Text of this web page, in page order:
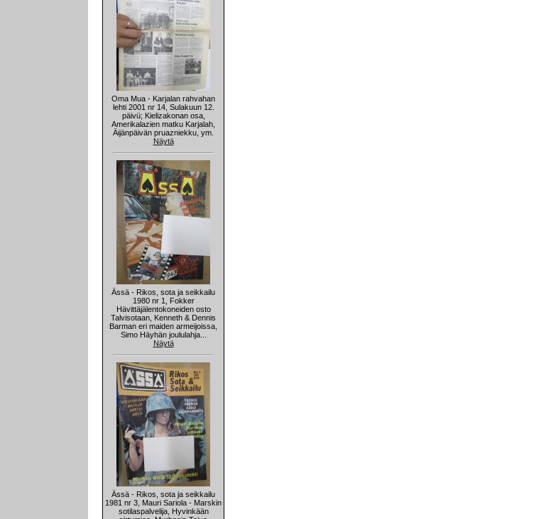
Oma Mua - Karjalan rahvahan
lehti 2001 nr 14, Sulakuun 12.
päivü; Kielizakonan osa,
Amerikalazien matku Karjalah,
Äijänpäivän pruazniekku, ym.
Näytä
Ässä - Rikos, sota ja seikkailu
1980 nr 1, Fokker
Hävittäjälentokoneiden osto
Talvisotaan, Kenneth & Dennis
Barman eri maiden armeijoissa,
Simo Häyhän joululahja...
Näytä
Ässä - Rikos, sota ja seikkailu
1981 nr 3, Mauri Sariola - Marskin
sotilaspalvelija, Hyvinkään